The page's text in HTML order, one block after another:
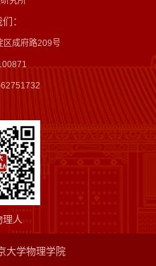
：
区成府路209号
理人
大学物理学院